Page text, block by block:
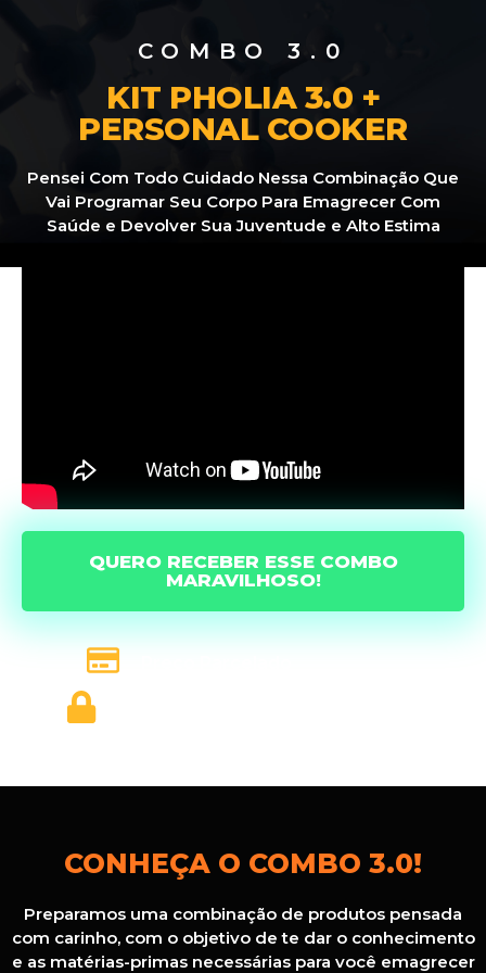
COMBO 3.0
KIT PHOLIA 3.0 +
PERSONAL COOKER
Pensei Com Todo Cuidado Nessa Combinação Que
Vai Programar Seu Corpo Para Emagrecer Com
Saúde e Devolver Sua Juventude e Alto Estima
QUERO RECEBER ESSE COMBO
MARAVILHOSO!
CONHEÇA O COMBO 3.0!
Preparamos uma combinação de produtos pensada
com carinho, com o objetivo de te dar o conhecimento
e as matérias-primas necessárias para você emagrecer